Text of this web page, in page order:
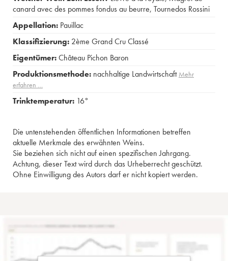
canard avec des pommes fondus au beurre, Tournedos Rossini
Appellation: Pauillac
Klassifizierung: 2ème Grand Cru Classé
Eigentümer:Château Pichon Baron
Produktionsmethode: nachhaltige Landwirtschaft Mehr
erfahren …
Trinktemperatur: 16°
Die untenstehenden öffentlichen Informationen betreffen
aktuelle Merkmale des erwähnten Weins.
Sie beziehen sich nicht auf einen spezifischen Jahrgang.
Achtung, dieser Text wird durch das Urheberrecht geschützt.
Ohne Einwilligung des Autors darf er nicht kopiert werden.